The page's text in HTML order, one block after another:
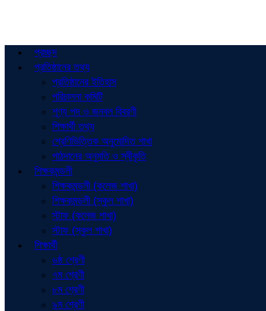
প্রচ্ছদ
প্রতিষ্ঠানের তথ্য
প্রতিষ্ঠানের ইতিহাস
পরিচালনা কমিটি
শূণ্য পদ ও জনবল বিবরণী
শিক্ষার্থী তথ্য
শ্রেণিভিত্তিক অনুমোদিত শাখা
পাঠদানের অনুমতি ও স্বীকৃতি
শিক্ষকমন্ডলী
শিক্ষকমন্ডলী (কলেজ শাখা)
শিক্ষকমন্ডলী (স্কুল শাখা)
স্টাফ (কলেজ শাখা)
স্টাফ (স্কুল শাখা)
শিক্ষার্থী
৬ষ্ঠ শ্রেণী
৭ম শ্রেণী
৮ম শ্রেণী
৯ম শ্রেণী